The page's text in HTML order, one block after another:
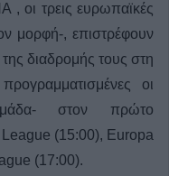
, οι τρεις ευρωπαϊκές
μορφή-, επιστρέφουν
διαδρομής τους στη
οι
στον πρώτο
(15:00), Europa
(17:00).